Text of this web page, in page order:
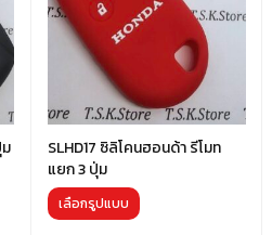
SLHD17 ซิลิโคนฮอนด้า รีโมท
แยก 3 ปุ่ม
เลือกรูปแบบ